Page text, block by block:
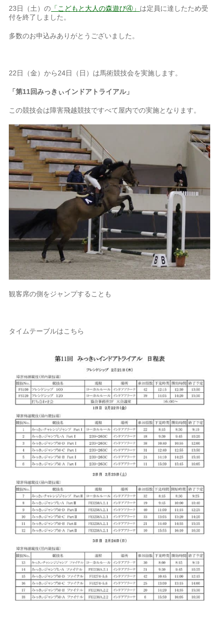
23日（土）の 「こどもと大人の森遊び④」 は定員に達したため受
付を終了しました。
多数のお申込みありがとうございました。
22日（金）から24日（日）は馬術競技会を実施します。
「第11回みっきぃインドアトライアル」
この競技会は障害飛越競技ですべて屋内での実施となります。
観客席の側をジャンプすることも
タイムテーブルはこちら